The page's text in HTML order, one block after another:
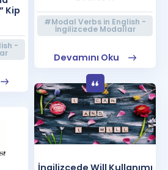
#Modal Verbs in English -
İngilizcede Modallar
Devamını Oku
Kip
-
İngilizcede Will Kullanımı